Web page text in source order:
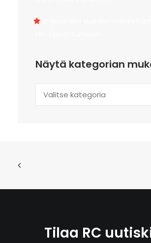
Kumppaniksi vuoden
Näytä kategorian
Tilaa RC